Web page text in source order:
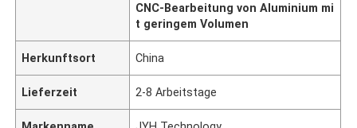
CNC-Bearbeitung von Aluminium mi
t geringem Volumen
Herkunftsort China
Lieferzeit 2-8 Arbeitstage